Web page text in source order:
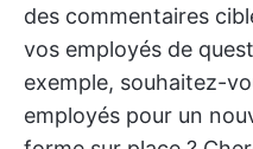
des commentaires
vos employés de
exemple, souhaitez-
employés pour un